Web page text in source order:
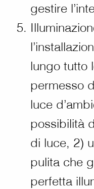
gestire
lungo tutto
permesso
luce
possibilità
di luce, 2)
pulita che
perfetta